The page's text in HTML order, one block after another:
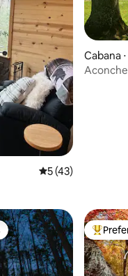
5 de uma
5 (43)
Cabana
dos hóspedes Entre